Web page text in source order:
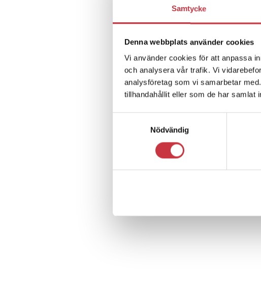
Samtycke
Denna webbplats använder cookies
Vi använder cookies för att anpassa
och analysera vår trafik. Vi
analysföretag som vi samarbetar
tillhandahållit eller som de har samlat
Nödvändig